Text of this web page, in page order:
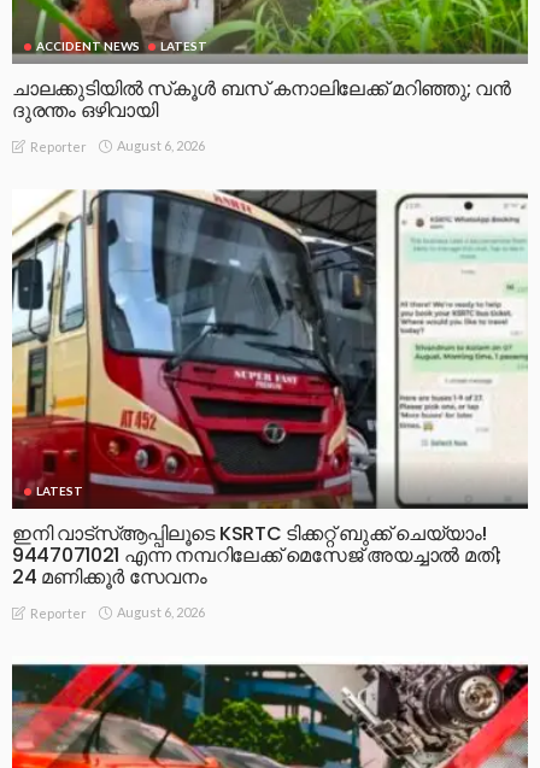
ACCIDENT NEWS LATEST
ചാലക്കുടിയിൽ സ്‌കൂൾ ബസ് കനാലിലേക്ക് മറിഞ്ഞു; വൻ
ദുരന്തം ഒഴിവായി
Reporter August 6, 2026
LATEST
ഇനി വാട്‌സ്ആപ്പിലൂടെ KSRTC ടിക്കറ്റ് ബുക്ക് ചെയ്യാം!
9447071021 എന്ന നമ്പറിലേക്ക് മെസേജ് അയച്ചാൽ മതി;
24 മണിക്കൂർ സേവനം
Reporter August 6, 2026